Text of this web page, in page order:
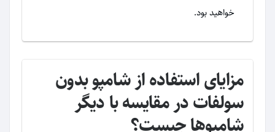
خواهید بود.
مزایای استفاده از شامپو بدون
سولفات در مقایسه با دیگر
شامپوها چیست؟